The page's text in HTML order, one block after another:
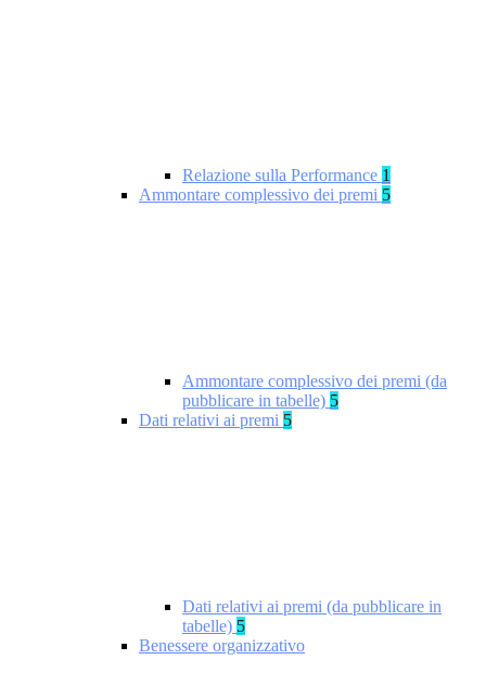
Relazione sulla Performance 1
Ammontare complessivo dei premi 5
Ammontare complessivo dei premi (da
pubblicare in tabelle) 5
Dati relativi ai premi 5
Dati relativi ai premi (da pubblicare in
tabelle) 5
Benessere organizzativo